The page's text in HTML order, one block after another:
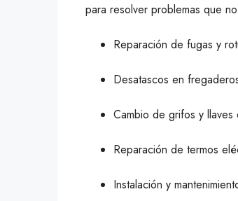
para resolver problemas que
Reparación de fugas y
Desatascos en
Cambio de grifos y
Reparación de termos
Instalación y